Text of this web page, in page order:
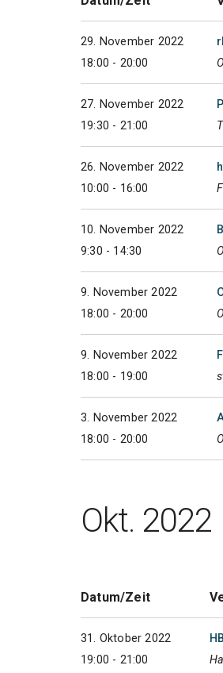
29. November 2022
18:00 - 20:00
27. November 2022
19:30 - 21:00
26. November 2022
10:00 - 16:00
10. November 2022
9:30 - 14:30
9. November 2022
18:00 - 20:00
9. November 2022
18:00 - 19:00
3. November 2022
18:00 - 20:00
Okt. 2022
Datum/Zeit
31. Oktober 2022
19:00 - 21:00